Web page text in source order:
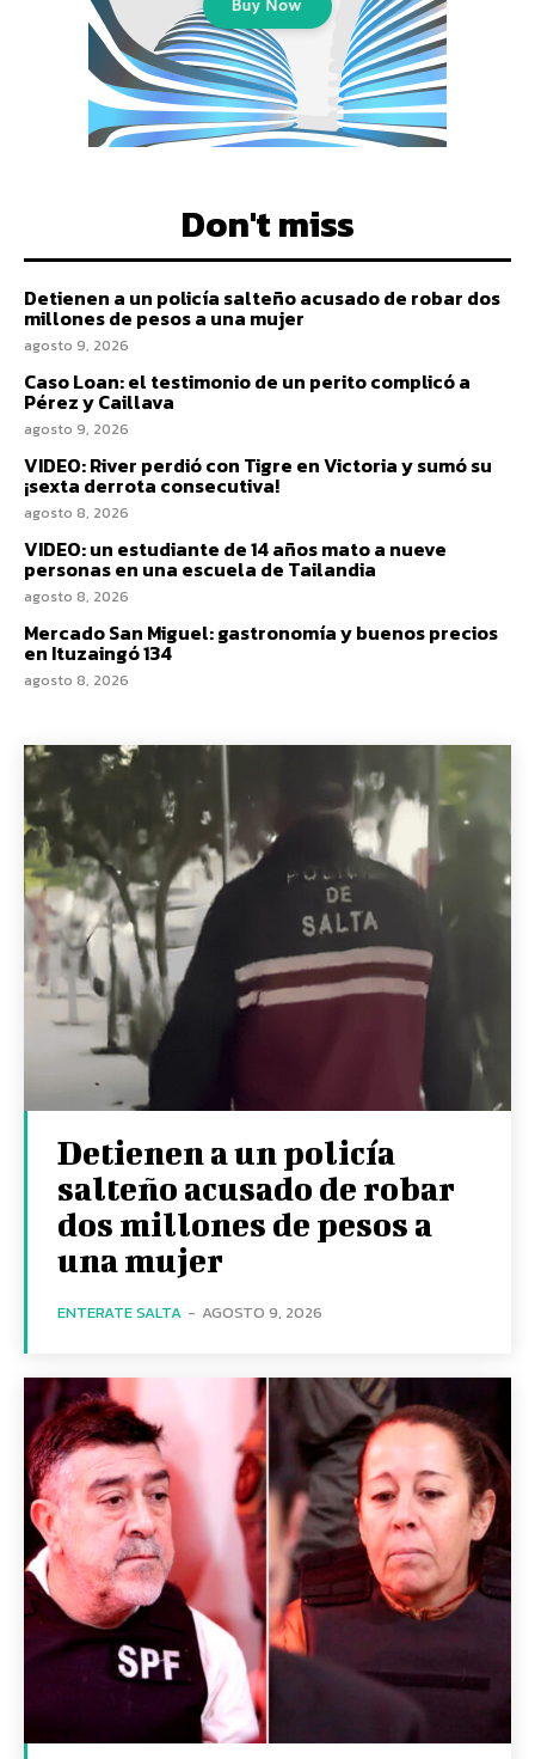
Don't miss
Detienen a un policía salteño acusado de robar dos
millones de pesos a una mujer
agosto 9, 2026
Caso Loan: el testimonio de un perito complicó a
Pérez y Caillava
agosto 9, 2026
VIDEO: River perdió con Tigre en Victoria y sumó su
¡sexta derrota consecutiva!
agosto 8, 2026
VIDEO: un estudiante de 14 años mato a nueve
personas en una escuela de Tailandia
agosto 8, 2026
Mercado San Miguel: gastronomía y buenos precios
en Ituzaingó 134
agosto 8, 2026
Detienen a un policía
salteño acusado de robar
dos millones de pesos a
una mujer
ENTERATE SALTA - AGOSTO 9, 2026